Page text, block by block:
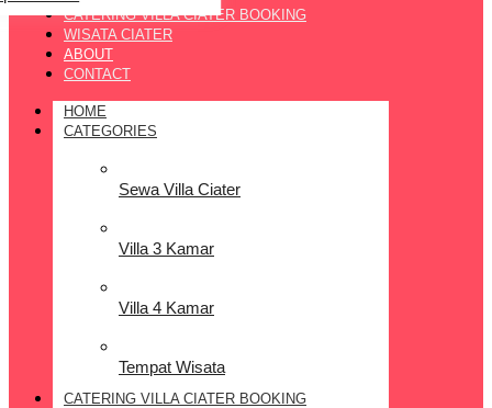
CATERING VILLA CIATER BOOKING
WISATA CIATER
ABOUT
CONTACT
HOME
CATEGORIES
Sewa Villa Ciater
Villa 3 Kamar
Villa 4 Kamar
Tempat Wisata
CATERING VILLA CIATER BOOKING